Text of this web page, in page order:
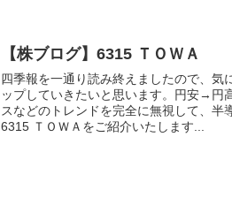
【株ブログ】6315 ＴＯＷＡ
四季報を一通り読み終えましたので、気
ップしていきたいと思います。円安→円
スなどのトレンドを完全に無視して、半
6315 ＴＯＷＡをご紹介いたします...